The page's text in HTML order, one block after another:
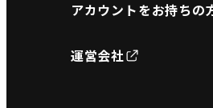
アカウントをお持ちの
運営会社